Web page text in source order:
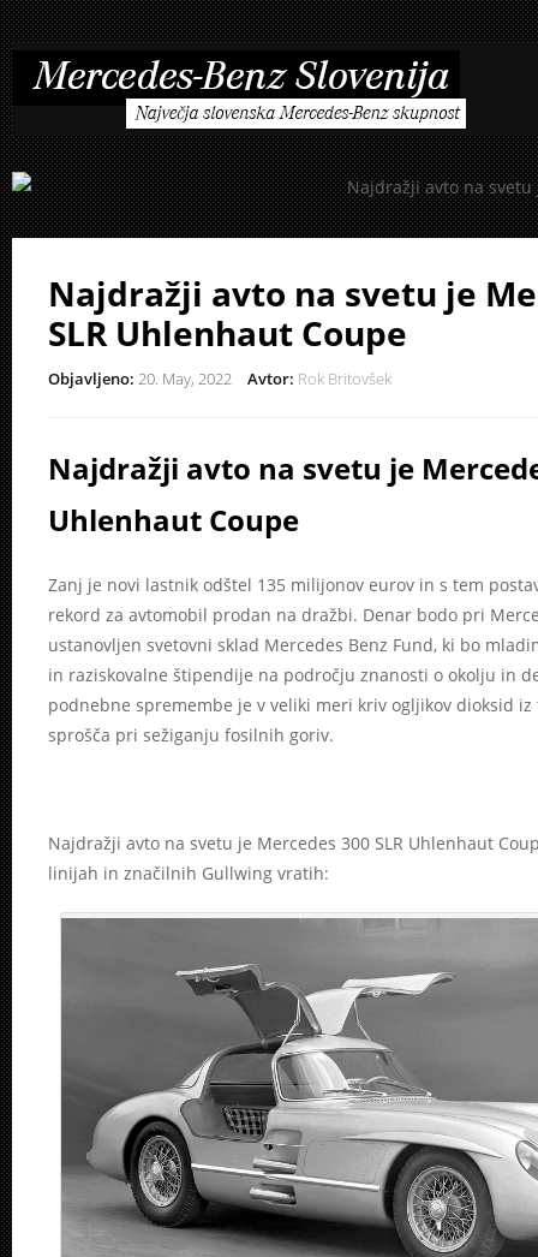
Najdražji avto na svetu je
SLR Uhlenhaut Coupe
Objavljeno: 20. May, 2022 Avtor: Rok Britovšek
Najdražji avto na svetu je
Uhlenhaut Coupe
Zanj je novi lastnik odštel 135 milijonov eurov in s tem
rekord za avtomobil prodan na dražbi. Denar bodo pri
ustanovljen svetovni sklad Mercedes Benz Fund, ki bo
in raziskovalne štipendije na področju znanosti o okolju in
podnebne spremembe je v veliki meri kriv ogljikov dioksid
sprošča pri sežiganju fosilnih goriv.
Najdražji avto na svetu je Mercedes 300 SLR Uhlenhaut
linijah in značilnih Gullwing vratih: